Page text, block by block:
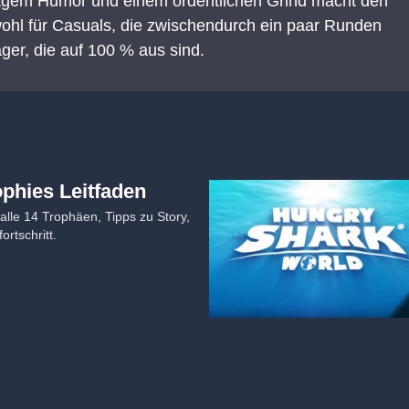
für Casuals, die zwischendurch ein paar Runden
die auf 100 % aus sind.
Leitfaden
14 Trophäen, Tipps zu Story,